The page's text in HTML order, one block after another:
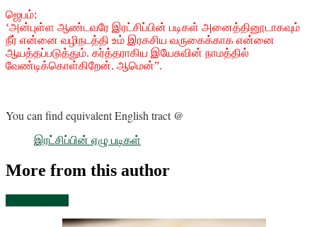
ஜெபம்:
‘அன்புள்ள ஆண்டவரே இரட்சிப்பின் படிகள் அனைத்தினூடாகவும்
நீர் என்னை வழிநடத்தி உம் இரகசிய வருகைக்காக என்னை
ஆயத்தப்படுத்தும். கர்த்தராகிய இயேசுவின் நாமத்தில்
வேண்டிக்கொள்கிறேன். ஆமென்”.
You can find equivalent English tract @
இரட்சிப்பின் ஏழு படிகள்
More from this author